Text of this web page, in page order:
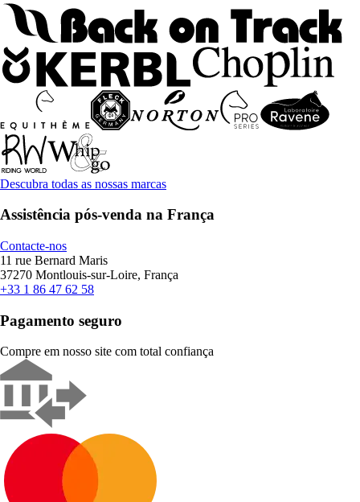
Descubra todas as nossas marcas
Assistência pós-venda na França
Contacte-nos
11 rue Bernard Maris
37270 Montlouis-sur-Loire, França
+33 1 86 47 62 58
Pagamento seguro
Compre em nosso site com total confiança